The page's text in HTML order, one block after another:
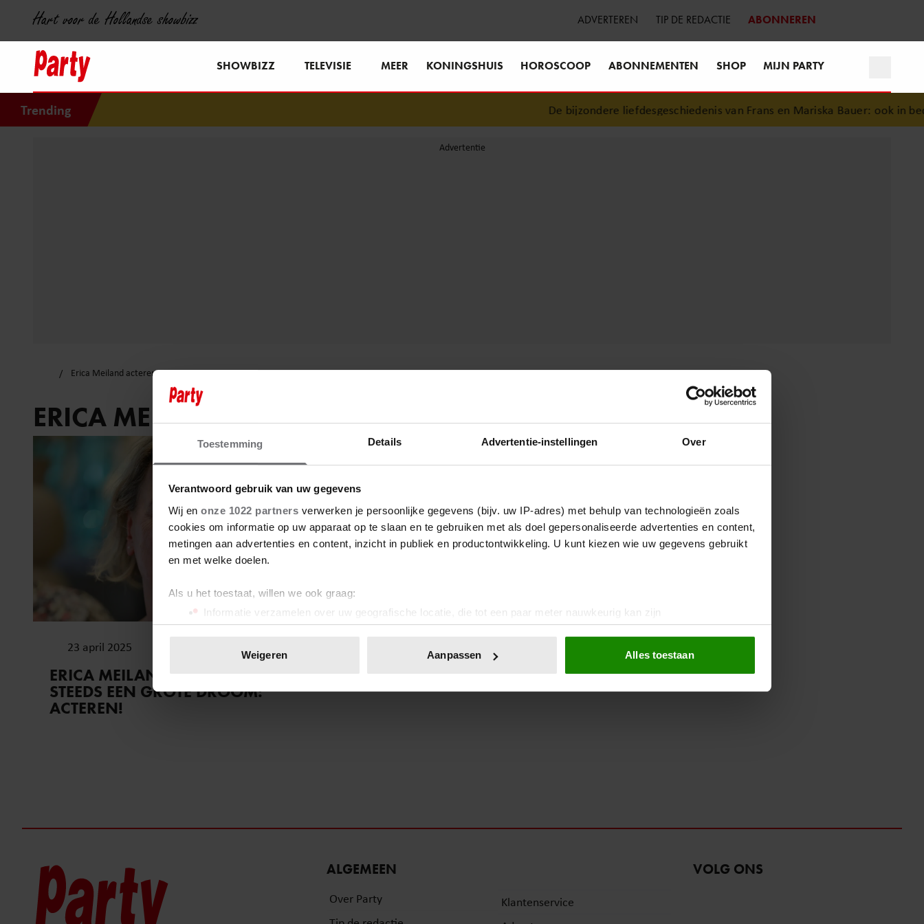
Toestemming Details Advertentie-instellingen Over
Verantwoord gebruik van uw gegevens
Wij en onze 1022 partners verwerken je persoonlijke gegevens (bijv. uw IP-adres) met behulp van technologieën zoals
cookies om informatie op uw apparaat op te slaan en te gebruiken met als doel gepersonaliseerde advertenties en content,
metingen aan advertenties en content, inzicht in publiek en productontwikkeling. U kunt kiezen wie uw gegevens gebruikt
en met welke doelen.
Als u het toestaat, willen we ook graag:
Informatie verzamelen over uw geografische locatie, die tot een paar meter nauwkeurig kan zijn
Uw apparaat identificeren door het actief te scannen op specifieke eigenschappen (fingerprinting)
toestemming op elk moment wijzigen of intrekken in de Cookieverklaring.
We gebruiken cookies om content en advertenties te personaliseren, om functies voor social media te bieden en om ons
Weigeren Aanpassen Alles toestaan
Hart voor de Hollandse showbizz ADVERTEREN TIP DE REDACTIE ABONNEREN
SHOWBIZZ TELEVISIE MEER KONINGSHUIS HOROSCOOP ABONNEMENTEN SHOP MIJN PARTY
Trending De bijzondere liefdesgeschiedenis van Frans en Mariska Bauer: ook in bed
Erica Meiland acteren
ERICA MEILAND ACTEREN
23 april 2025
ERICA MEILAND HEEFT NOG
STEEDS EEN GROTE DROOM:
ACTEREN!
ALGEMEEN
Over Party
Klantenservice
VOLG ONS